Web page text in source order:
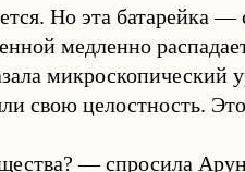
Но эта батарейка
медленно
микроскопический
свою целостность.
— спросила